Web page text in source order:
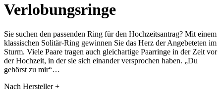
Verlobungsringe
Sie suchen den passenden Ring für den Hochzeitsantrag? Mit einem
klassischen Solitär-Ring gewinnen Sie das Herz der Angebeteten im
Sturm. Viele Paare tragen auch gleichartige Paarringe in der Zeit vor
der Hochzeit, in der sie sich einander versprochen haben. „Du
gehörst zu mir“…
Nach Hersteller+